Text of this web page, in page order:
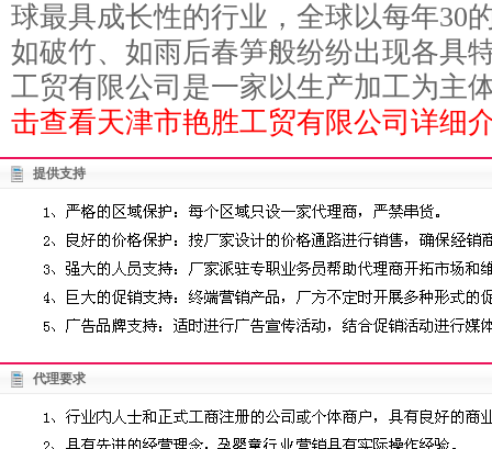
球最具成长性的行业，全球以每年30
如破竹、如雨后春笋般纷纷出现各具
工贸有限公司是一家以生产加工为主
击查看天津市艳胜工贸有限公司详细
提供支持
代理要求